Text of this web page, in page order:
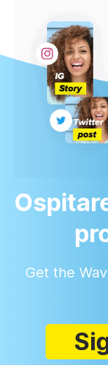
Get the